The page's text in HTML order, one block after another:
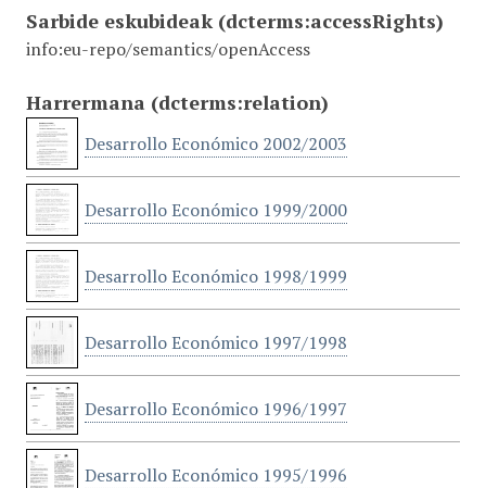
Sarbide eskubideak (dcterms:accessRights)
info:eu-repo/semantics/openAccess
Harrermana (dcterms:relation)
Desarrollo Económico 2002/2003
Desarrollo Económico 1999/2000
Desarrollo Económico 1998/1999
Desarrollo Económico 1997/1998
Desarrollo Económico 1996/1997
Desarrollo Económico 1995/1996